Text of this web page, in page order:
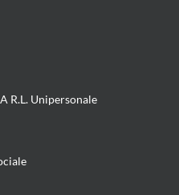
R.L. Unipersonale